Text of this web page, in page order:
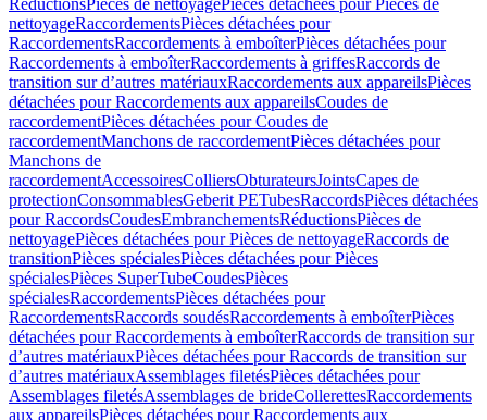
RéductionsPièces de nettoyagePièces détachées pour Pièces de
nettoyageRaccordementsPièces détachées pour
RaccordementsRaccordements à emboîterPièces détachées pour
Raccordements à emboîterRaccordements à griffesRaccords de
transition sur d’autres matériauxRaccordements aux appareilsPièces
détachées pour Raccordements aux appareilsCoudes de
raccordementPièces détachées pour Coudes de
raccordementManchons de raccordementPièces détachées pour
Manchons de
raccordementAccessoiresColliersObturateursJointsCapes de
protectionConsommablesGeberit PETubesRaccordsPièces détachées
pour RaccordsCoudesEmbranchementsRéductionsPièces de
nettoyagePièces détachées pour Pièces de nettoyageRaccords de
transitionPièces spécialesPièces détachées pour Pièces
spécialesPièces SuperTubeCoudesPièces
spécialesRaccordementsPièces détachées pour
RaccordementsRaccords soudésRaccordements à emboîterPièces
détachées pour Raccordements à emboîterRaccords de transition sur
d’autres matériauxPièces détachées pour Raccords de transition sur
d’autres matériauxAssemblages filetésPièces détachées pour
Assemblages filetésAssemblages de brideCollerettesRaccordements
aux appareilsPièces détachées pour Raccordements aux